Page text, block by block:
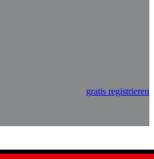
gratis registrieren